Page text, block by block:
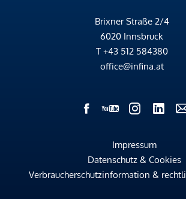
Brixner Straße 2/4
6020 Innsbruck
T +43 512 584380
office@infina.at
Impressum
Datenschutz & Cookies
Verbraucherschutzinformation &